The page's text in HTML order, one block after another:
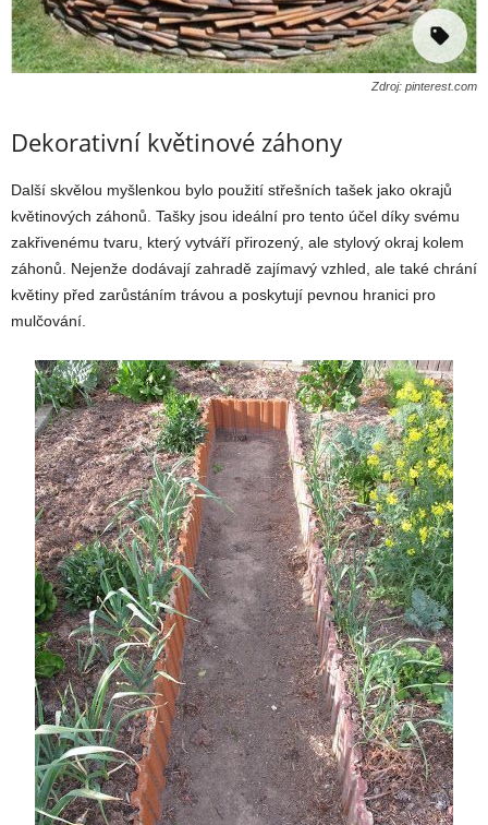
Zdroj: pinterest.com
Dekorativní květinové záhony
Další skvělou myšlenkou bylo použití střešních tašek jako okrajů
květinových záhonů. Tašky jsou ideální pro tento účel díky svému
zakřivenému tvaru, který vytváří přirozený, ale stylový okraj kolem
záhonů. Nejenže dodávají zahradě zajímavý vzhled, ale také chrání
květiny před zarůstáním trávou a poskytují pevnou hranici pro
mulčování.